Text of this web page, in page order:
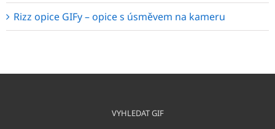
Rizz opice GIFy – opice s úsměvem na kameru
VYHLEDAT GIF